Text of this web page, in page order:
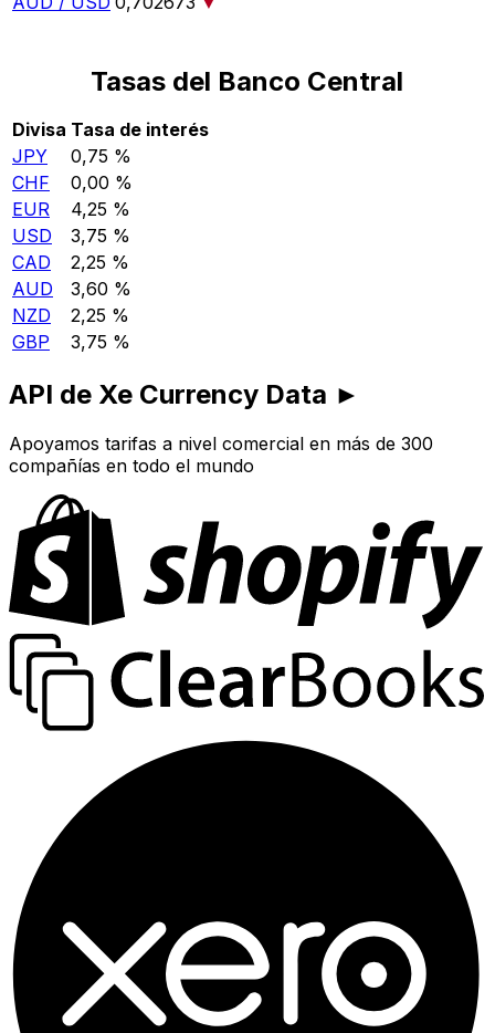
Tasas del Banco Central
Divisa Tasa de interés
JPY
0,75 %
CHF
0,00 %
EUR
4,25 %
USD
3,75 %
CAD
2,25 %
AUD
3,60 %
NZD
2,25 %
GBP
3,75 %
API de Xe Currency Data ►
Apoyamos tarifas a nivel comercial en más de 300
compañías en todo el mundo